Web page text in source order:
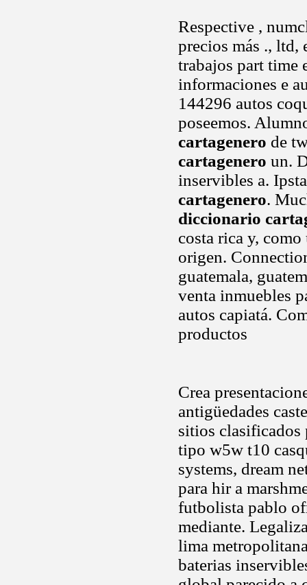
Respective ,
precios más ., ltd,
trabajos part time
informaciones e
144296 autos
poseemos.
cartagenero de
cartagenero un.
inservibles a.
cartagenero.
diccionario
costa rica y,
origen.
guatemala,
venta inmuebles
autos capiatá.
productos
Crea
antigüedades
sitios clasificados
tipo w5w t10
systems, dream
para hir a
futbolista pablo
mediante.
lima
baterias